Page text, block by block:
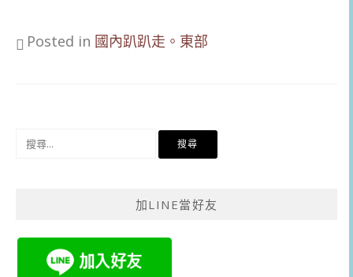
Posted in 國內趴趴走。東部
加LINE當好友